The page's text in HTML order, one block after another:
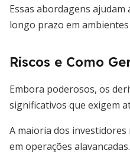
Essas abordagens
longo prazo em
Riscos e Como
Embora poderosos, os
significativos que exigem
A maioria dos
em operações alavancadas.